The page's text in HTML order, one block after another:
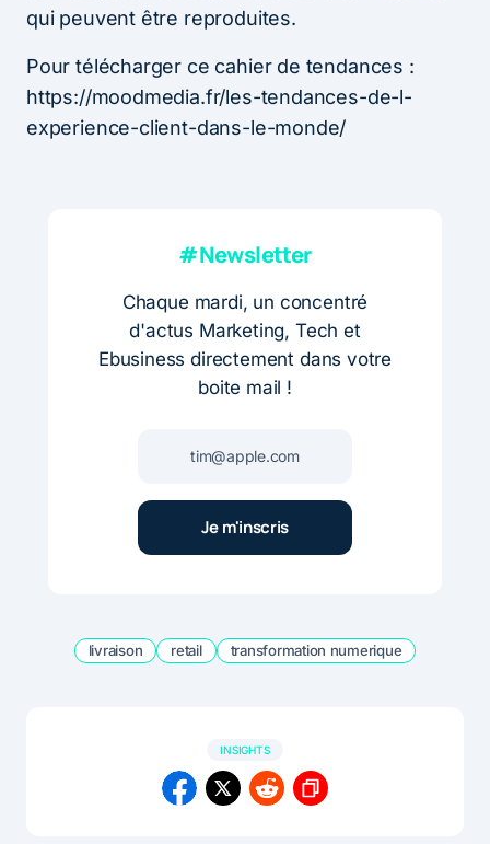
qui peuvent être reproduites.
Pour télécharger ce cahier de tendances :
https://moodmedia.fr/les-tendances-de-l-
experience-client-dans-le-monde/
#Newsletter
Chaque mardi, un concentré
d'actus Marketing, Tech et
Ebusiness directement dans votre
boite mail !
livraison retail transformation numerique
INSIGHTS